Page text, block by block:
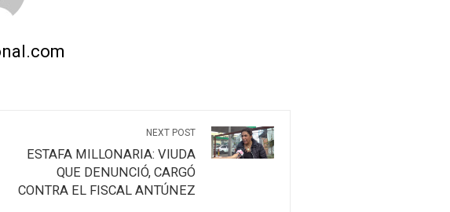
NEXT POST
ESTAFA MILLONARIA: VIUDA
QUE DENUNCIÓ, CARGÓ
CONTRA EL FISCAL ANTÚNEZ